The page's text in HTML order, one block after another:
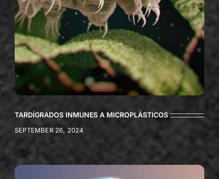
TARDÍGRADOS INMUNES A MICROPLÁSTICOS
SEPTEMBER 26, 2024